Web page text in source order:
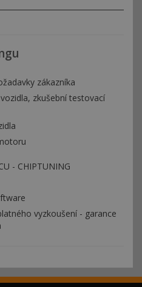
zákazníka
zkušební testovací
- CHIPTUNING
vyzkoušení - garance